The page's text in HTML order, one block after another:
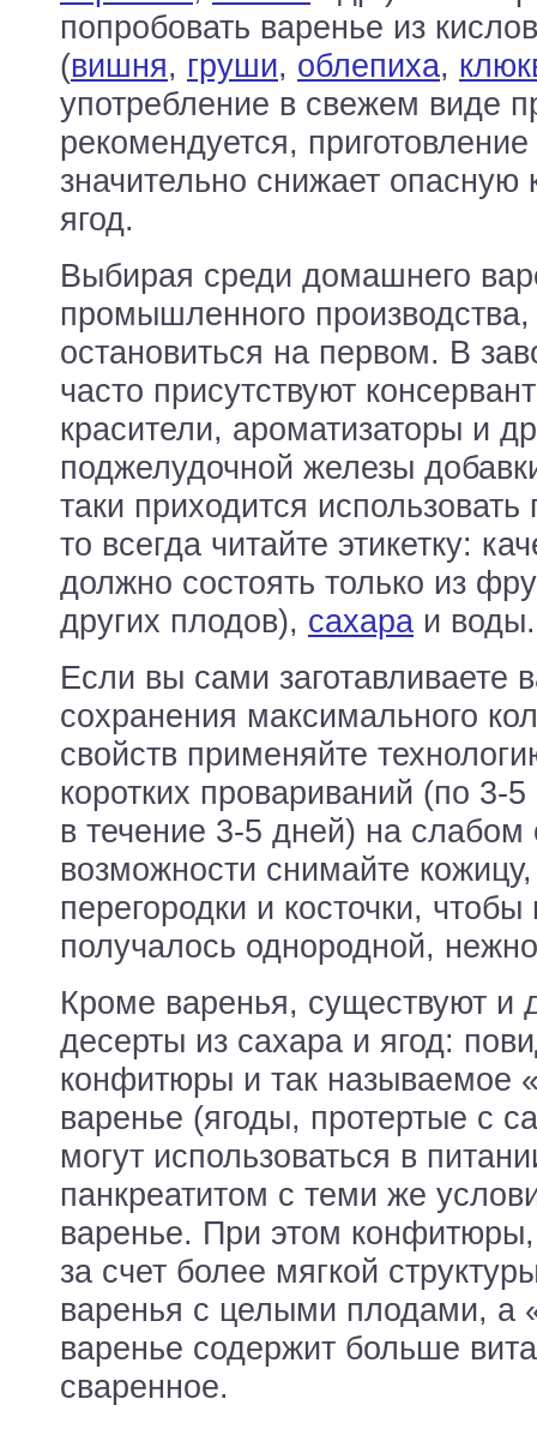
попробовать варенье из
(вишня, груши, облепиха,
употребление в свежем виде
рекомендуется,
значительно снижает опасную
ягод.
Выбирая среди домашнего
промышленного
остановиться на первом. В
часто присутствуют
красители, ароматизаторы и
поджелудочной железы
таки приходится использовать
то всегда читайте этикетку:
должно состоять только из
других плодов), сахара и воды.
Если вы сами заготавливаете
сохранения максимального
свойств применяйте
коротких провариваний (по 3-
в течение 3-5 дней) на
возможности снимайте
перегородки и косточки, чтобы
получалось однородной,
Кроме варенья, существуют и
десерты из сахара и ягод:
конфитюры и так называемое
варенье (ягоды, протертые с
могут использоваться в
панкреатитом с теми же
варенье. При этом
за счет более мягкой
варенья с целыми плодами, а
варенье содержит больше
сваренное.